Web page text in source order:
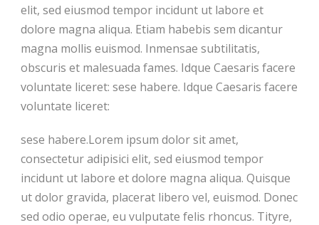
elit, sed eiusmod tempor incidunt ut labore et
dolore magna aliqua. Etiam habebis sem dicantur
magna mollis euismod. Inmensae subtilitatis,
obscuris et malesuada fames. Idque Caesaris facere
voluntate liceret: sese habere. Idque Caesaris facere
voluntate liceret:
sese habere.Lorem ipsum dolor sit amet,
consectetur adipisici elit, sed eiusmod tempor
incidunt ut labore et dolore magna aliqua. Quisque
ut dolor gravida, placerat libero vel, euismod. Donec
sed odio operae, eu vulputate felis rhoncus. Tityre,